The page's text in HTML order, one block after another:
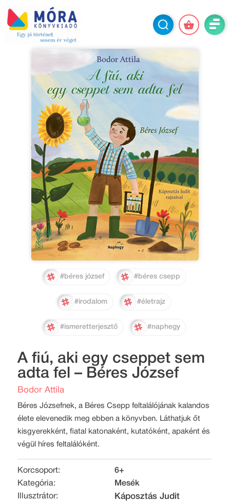
#béres józsef #béres csepp
#irodalom #életrajz
#ismeretterjesztő #naphegy
A fiú, aki egy cseppet sem
adta fel – Béres József
Bodor Attila
Béres Józsefnek, a Béres Csepp feltalálójának kalandos
élete elevenedik meg ebben a könyvben. Láthatjuk őt
kisgyerekként, fiatal katonaként, kutatóként, apaként és
végül híres feltalálóként.
Korcsoport:
6+
Kategória:
Mesék
Illusztrátor:
Káposztás Judit